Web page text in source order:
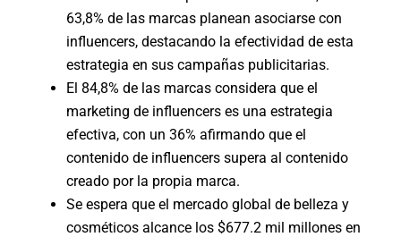
63,8% de las marcas planean asociarse con
influencers, destacando la efectividad de esta
estrategia en sus campañas publicitarias.
El 84,8% de las marcas considera que el
marketing de influencers es una estrategia
efectiva, con un36% afirmando que el
contenido de influencers supera al contenido
creado por la propia marca.
Se espera que el mercado global de belleza y
cosméticos alcance los$677.2 mil millones en